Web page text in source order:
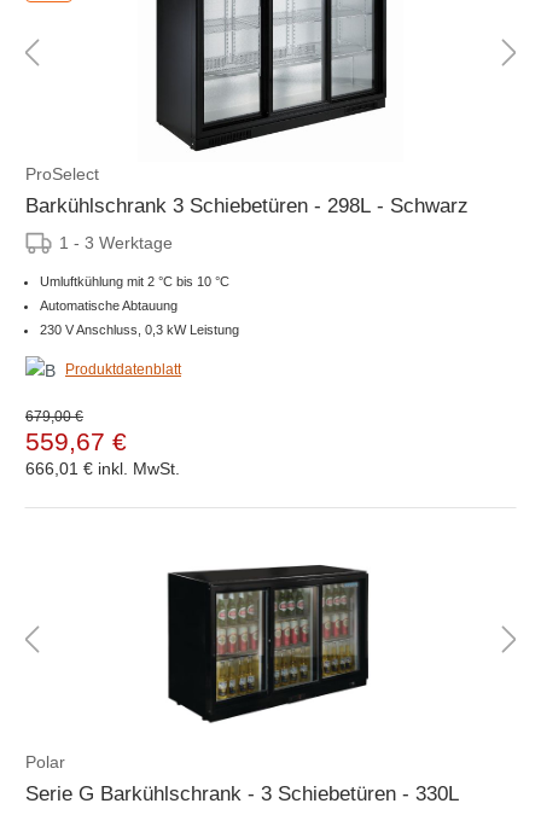
ProSelect
Barkühlschrank 3 Schiebetüren - 298L - Schwarz
1 - 3 Werktage
Umluftkühlung mit 2 °C bis 10 °C
Automatische Abtauung
230 V Anschluss, 0,3 kW Leistung
Produktdatenblatt
679,00 €
559,67 €
666,01 € inkl. MwSt.
Polar
Serie G Barkühlschrank - 3 Schiebetüren - 330L